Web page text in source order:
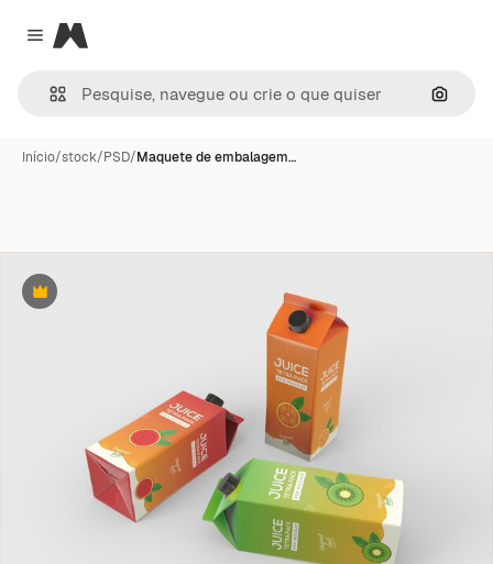
Close menu
Magnific
Início/stock/PSD/Maquete de embalagem…
Premium